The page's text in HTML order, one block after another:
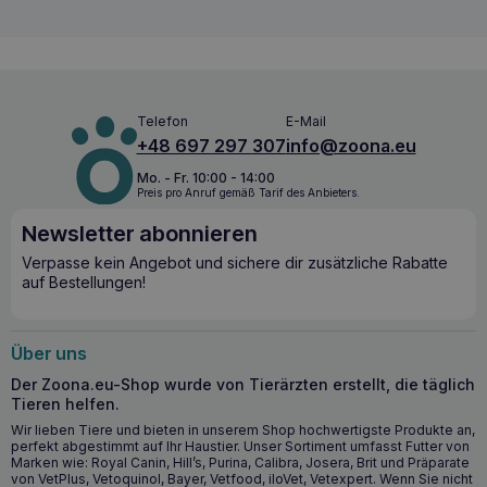
Extrakte aus Teufelskralle und Boswellia serrata
eine starkeentzündungshemmendeund
schmerzlindernde Kombination,Curcumin
natürlichenSchutz vor degenerativen Prozessen
verbessert die Beweglichkeit
Mischung von Inhaltsstoffen bietet eine umfassende
Unterstützung für Tiere, die mitGelenkbeschwerdenzu
kämpfen haben, und trägt zu ihrem besseren Wohlbefinden
Wichtigste gesundheitliche Vorteile
Bietet Unterstützung bei Gelenkschmerzen und -
Optimiert die Regeneration des Gelenkgewebes.
Wirkt entzündungshemmend und schmerzlindernd.
Telefon
+48 697 297 307
E-Mail
info@zoona.eu
Mo. - Fr. 10:00 - 14:00
Preis pro Anruf gemäß Tarif des Anbieters.
Newsletter abonnieren
Verpasse kein Angebot und sichere dir zusätzliche Rabatte
auf Bestellungen!
Über uns
Der Zoona.eu-Shop wurde von Tierärzten erstellt, die täglich
Tieren helfen.
Wir lieben Tiere und bieten in unserem Shop hochwertigste Produkte an,
perfekt abgestimmt auf Ihr Haustier. Unser Sortiment umfasst Futter von
Marken wie: Royal Canin, Hill’s, Purina, Calibra, Josera, Brit und Präparate
von VetPlus, Vetoquinol, Bayer, Vetfood, iloVet, Vetexpert. Wenn Sie nicht